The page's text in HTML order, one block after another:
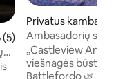
įvertinimas: 5 iš
(5)
Privatus
ford
Ambasadorių
Netoli Battleford
„Castleview
viešnagės būstas
Battlefordo 🌿 Mėgaukitės